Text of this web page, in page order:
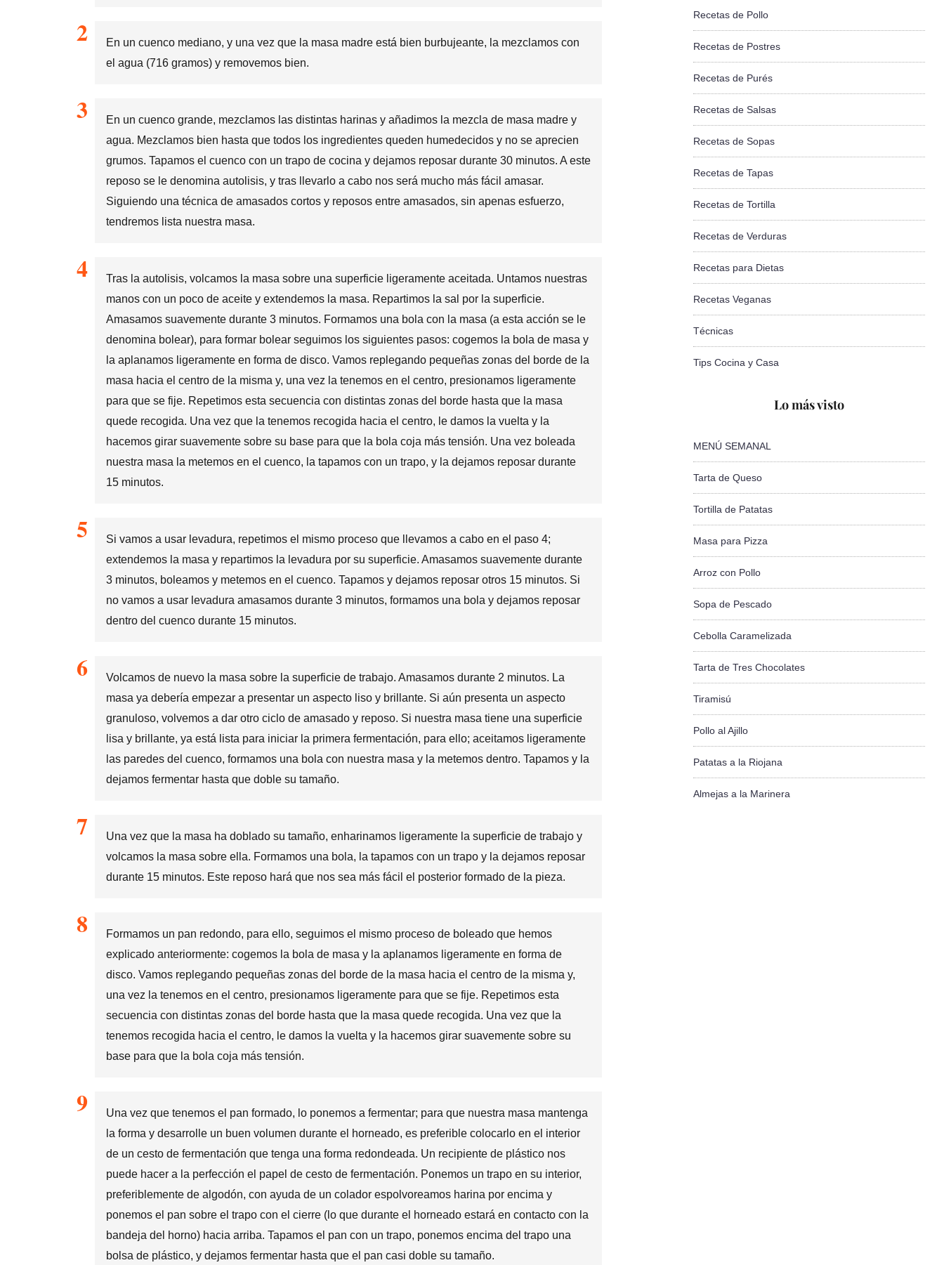
En un cuenco mediano, y una vez que la masa madre está bien burbujeante, la mezclamos con
el agua (716 gramos) y removemos bien.
En un cuenco grande, mezclamos las distintas harinas y añadimos la mezcla de masa madre y
agua. Mezclamos bien hasta que todos los ingredientes queden humedecidos y no se aprecien
grumos. Tapamos el cuenco con un trapo de cocina y dejamos reposar durante 30 minutos. A este
reposo se le denomina autolisis, y tras llevarlo a cabo nos será mucho más fácil amasar.
Siguiendo una técnica de amasados cortos y reposos entre amasados, sin apenas esfuerzo,
tendremos lista nuestra masa.
Tras la autolisis, volcamos la masa sobre una superficie ligeramente aceitada. Untamos nuestras
manos con un poco de aceite y extendemos la masa. Repartimos la sal por la superficie.
Amasamos suavemente durante 3 minutos. Formamos una bola con la masa (a esta acción se le
denomina bolear), para formar bolear seguimos los siguientes pasos: cogemos la bola de masa y
la aplanamos ligeramente en forma de disco. Vamos replegando pequeñas zonas del borde de la
masa hacia el centro de la misma y, una vez la tenemos en el centro, presionamos ligeramente
para que se fije. Repetimos esta secuencia con distintas zonas del borde hasta que la masa
quede recogida. Una vez que la tenemos recogida hacia el centro, le damos la vuelta y la
hacemos girar suavemente sobre su base para que la bola coja más tensión. Una vez boleada
nuestra masa la metemos en el cuenco, la tapamos con un trapo, y la dejamos reposar durante
15 minutos.
Si vamos a usar levadura, repetimos el mismo proceso que llevamos a cabo en el paso 4;
extendemos la masa y repartimos la levadura por su superficie. Amasamos suavemente durante
3 minutos, boleamos y metemos en el cuenco. Tapamos y dejamos reposar otros 15 minutos. Si
no vamos a usar levadura amasamos durante 3 minutos, formamos una bola y dejamos reposar
dentro del cuenco durante 15 minutos.
Volcamos de nuevo la masa sobre la superficie de trabajo. Amasamos durante 2 minutos. La
masa ya debería empezar a presentar un aspecto liso y brillante. Si aún presenta un aspecto
granuloso, volvemos a dar otro ciclo de amasado y reposo. Si nuestra masa tiene una superficie
lisa y brillante, ya está lista para iniciar la primera fermentación, para ello; aceitamos ligeramente
las paredes del cuenco, formamos una bola con nuestra masa y la metemos dentro. Tapamos y la
dejamos fermentar hasta que doble su tamaño.
Una vez que la masa ha doblado su tamaño, enharinamos ligeramente la superficie de trabajo y
volcamos la masa sobre ella. Formamos una bola, la tapamos con un trapo y la dejamos reposar
durante 15 minutos. Este reposo hará que nos sea más fácil el posterior formado de la pieza.
Formamos un pan redondo, para ello, seguimos el mismo proceso de boleado que hemos
explicado anteriormente: cogemos la bola de masa y la aplanamos ligeramente en forma de
disco. Vamos replegando pequeñas zonas del borde de la masa hacia el centro de la misma y,
una vez la tenemos en el centro, presionamos ligeramente para que se fije. Repetimos esta
secuencia con distintas zonas del borde hasta que la masa quede recogida. Una vez que la
tenemos recogida hacia el centro, le damos la vuelta y la hacemos girar suavemente sobre su
base para que la bola coja más tensión.
Una vez que tenemos el pan formado, lo ponemos a fermentar; para que nuestra masa mantenga
la forma y desarrolle un buen volumen durante el horneado, es preferible colocarlo en el interior
de un cesto de fermentación que tenga una forma redondeada. Un recipiente de plástico nos
puede hacer a la perfección el papel de cesto de fermentación. Ponemos un trapo en su interior,
preferiblemente de algodón, con ayuda de un colador espolvoreamos harina por encima y
ponemos el pan sobre el trapo con el cierre (lo que durante el horneado estará en contacto con la
bandeja del horno) hacia arriba. Tapamos el pan con un trapo, ponemos encima del trapo una
bolsa de plástico, y dejamos fermentar hasta que el pan casi doble su tamaño.
Recetas de Pollo
Recetas de Postres
Recetas de Purés
Recetas de Salsas
Recetas de Sopas
Recetas de Tapas
Recetas de Tortilla
Recetas de Verduras
Recetas para Dietas
Recetas Veganas
Técnicas
Tips Cocina y Casa
Lo más visto
MENÚ SEMANAL
Tarta de Queso
Tortilla de Patatas
Masa para Pizza
Arroz con Pollo
Sopa de Pescado
Cebolla Caramelizada
Tarta de Tres Chocolates
Tiramisú
Pollo al Ajillo
Patatas a la Riojana
Almejas a la Marinera